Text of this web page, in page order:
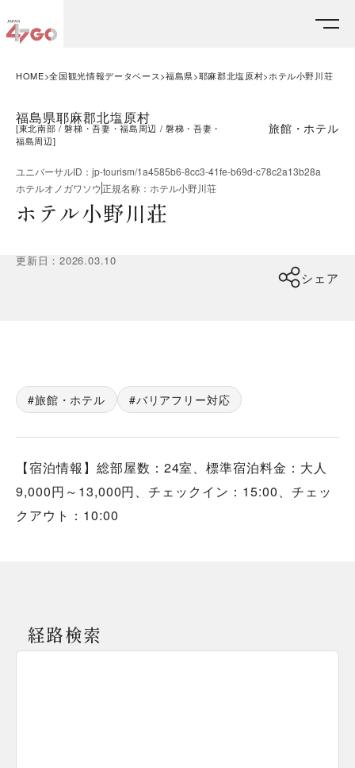
HOME 全国観光情報データベース 福島県 耶麻郡北塩原村 ホテル小野川荘
福島県耶麻郡北塩原村
[東北南部 磐梯・吾妻・福島周辺
磐梯・吾妻・
福島周辺]
旅館・ホテル
ユニバーサルID ： jp-tourism/1a4585b6-8cc3-41fe-b69d-c78c2a13b28a
ホテルオノガワソウ正規名称 ： ホテル小野川荘
ホテル小野川荘
更新日 ：2026.03.10
シェア
旅館・ホテル バリアフリー対応
【宿泊情報】総部屋数：24室、標準宿泊料金：大人
9,000円～13,000円、チェックイン：15:00、チェッ
クアウト：10:00
経路検索